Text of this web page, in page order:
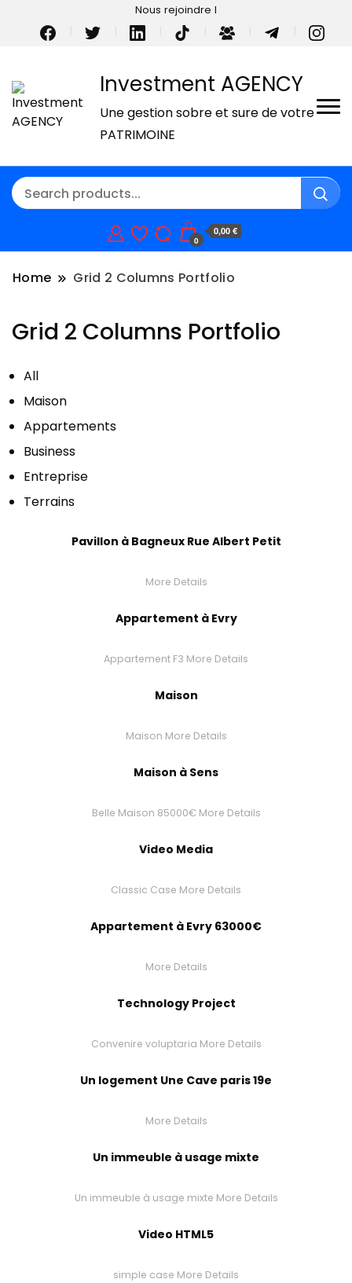
Nous rejoindre I
Investment AGENCY
Une gestion sobre et sure de votre
PATRIMOINE
0
0,00 €
Home Grid 2 Columns Portfolio
Grid 2 Columns Portfolio
All
Maison
Appartements
Business
Entreprise
Terrains
Pavillon à Bagneux Rue Albert Petit
More Details
Appartement à Evry
Appartement F3 More Details
Maison
Maison More Details
Maison à Sens
Belle Maison 85000€ More Details
Video Media
Classic Case More Details
Appartement à Evry 63000€
More Details
Technology Project
Convenire voluptaria More Details
Un logement Une Cave paris 19e
More Details
Un immeuble à usage mixte
Un immeuble à usage mixte More Details
Video HTML5
simple case More Details